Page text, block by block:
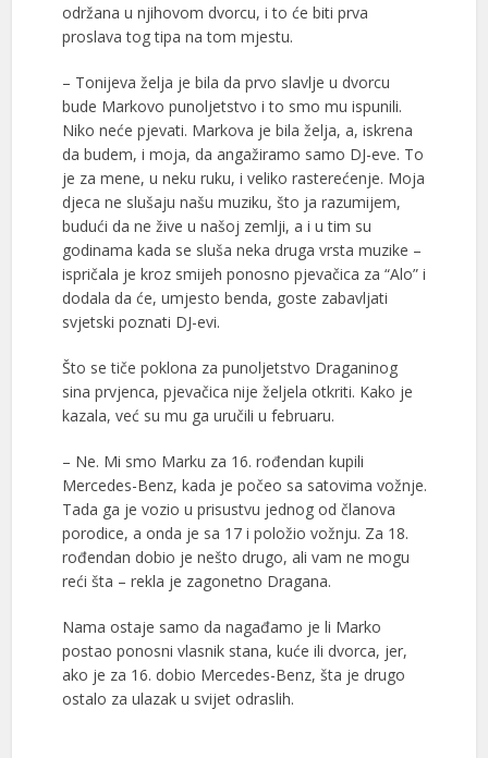
održana u njihovom dvorcu, i to će biti prva
proslava tog tipa na tom mjestu.
– Tonijeva želja je bila da prvo slavlje u dvorcu
bude Markovo punoljetstvo i to smo mu ispunili.
Niko neće pjevati. Markova je bila želja, a, iskrena
da budem, i moja, da angažiramo samo DJ-eve. To
je za mene, u neku ruku, i veliko rasterećenje. Moja
djeca ne slušaju našu muziku, što ja razumijem,
budući da ne žive u našoj zemlji, a i u tim su
godinama kada se sluša neka druga vrsta muzike –
ispričala je kroz smijeh ponosno pjevačica za “Alo” i
dodala da će, umjesto benda, goste zabavljati
svjetski poznati DJ-evi.
Što se tiče poklona za punoljetstvo Draganinog
sina prvjenca, pjevačica nije željela otkriti. Kako je
kazala, već su mu ga uručili u februaru.
– Ne. Mi smo Marku za 16. rođendan kupili
Mercedes-Benz, kada je počeo sa satovima vožnje.
Tada ga je vozio u prisustvu jednog od članova
porodice, a onda je sa 17 i položio vožnju. Za 18.
rođendan dobio je nešto drugo, ali vam ne mogu
reći šta – rekla je zagonetno Dragana.
Nama ostaje samo da nagađamo je li Marko
postao ponosni vlasnik stana, kuće ili dvorca, jer,
ako je za 16. dobio Mercedes-Benz, šta je drugo
ostalo za ulazak u svijet odraslih.